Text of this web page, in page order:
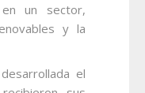
un sector,
y la
el